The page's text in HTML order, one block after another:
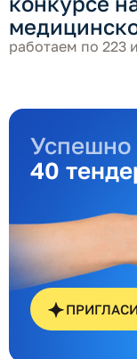
работаем по 223
Успешно
40